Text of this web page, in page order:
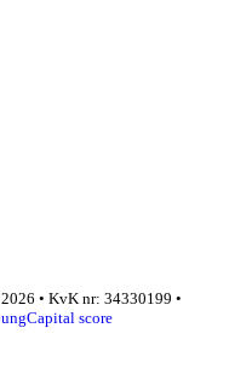
• KvK nr: 34330199 •
score